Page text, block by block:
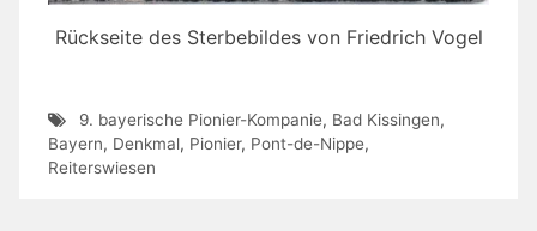
Rückseite des Sterbebildes von Friedrich Vogel
9. bayerische Pionier-Kompanie, Bad Kissingen,
Bayern, Denkmal, Pionier, Pont-de-Nippe,
Reiterswiesen